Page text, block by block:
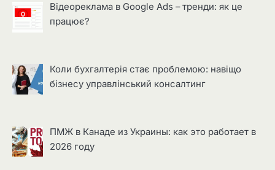
Відеореклама в Google Ads – тренди: як це
працює?
Коли бухгалтерія стає проблемою: навіщо
бізнесу управлінський консалтинг
ПМЖ в Канаде из Украины: как это работает в
2026 году